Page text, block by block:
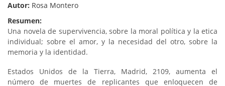
Autor: Rosa Montero
Resumen:
Una novela de supervivencia, sobre la moral política y la etica
individual; sobre el amor, y la necesidad del otro, sobre la
memoria y la identidad.
Estados Unidos de la Tierra, Madrid, 2109, aumenta el
número de muertes de replicantes que enloquecen de